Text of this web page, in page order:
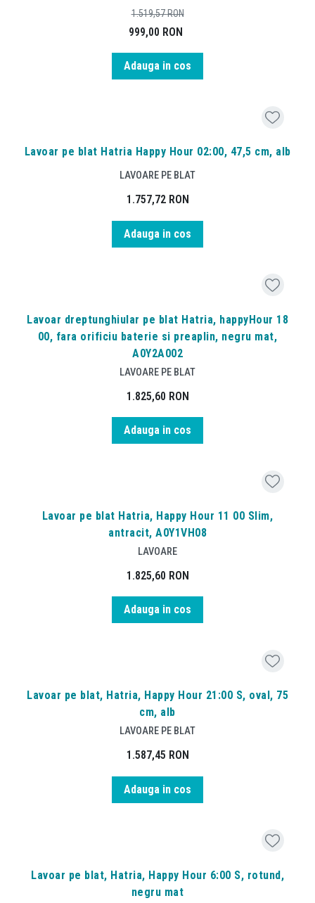
999,00 RON
1.519,57RON
Adauga in cos
Lavoar pe blat Hatria Happy Hour 02:00, 47,5 cm, alb
LAVOARE PE BLAT
1.757,72 RON
Adauga in cos
Lavoar dreptunghiular pe blat Hatria, happyHour 18
00, fara orificiu baterie si preaplin, negru mat,
A0Y2A002
LAVOARE PE BLAT
1.825,60 RON
Adauga in cos
Lavoar pe blat Hatria, Happy Hour 11 00 Slim,
antracit, A0Y1VH08
LAVOARE
1.825,60 RON
Adauga in cos
Lavoar pe blat, Hatria, Happy Hour 21:00 S, oval, 75
cm, alb
LAVOARE PE BLAT
1.587,45 RON
Adauga in cos
Lavoar pe blat, Hatria, Happy Hour 6:00 S, rotund,
negru mat